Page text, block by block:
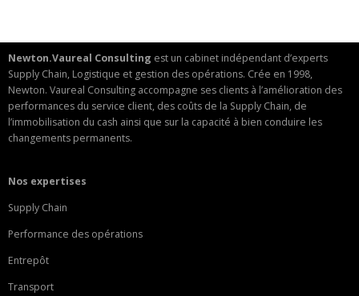
Newton.Vaureal Consulting est un cabinet indépendant d’experts
Supply Chain, Logistique et gestion des opérations. Crée en 1998,
Newton. Vaureal Consulting accompagne ses clients à l’amélioration des
performances du service client, des coûts de la Supply Chain, de
l’immobilisation du cash ainsi que sur la capacité à bien conduire les
changements permanents.
Nos expertises
Supply Chain
Performance des opérations
Entrepôt
Transport